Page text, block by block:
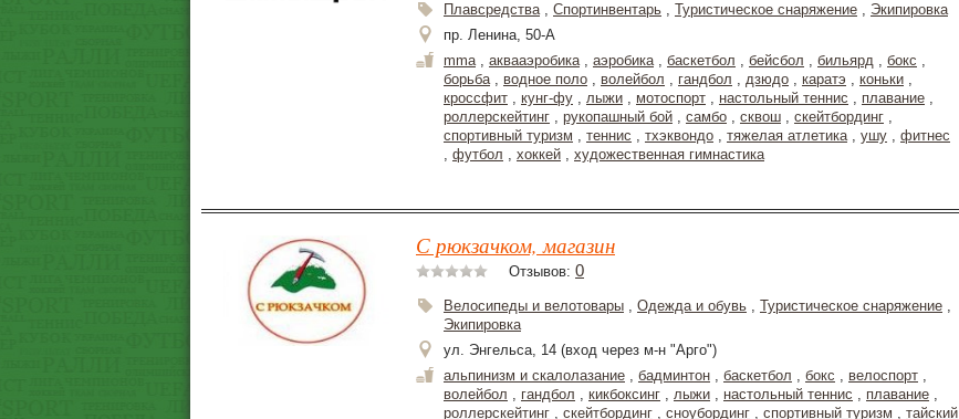
Плавсредства, Спортинвентарь , Туристическое снаряжение , Экипировка
пр. Ленина, 50-А
mma, аквааэробика, аэробика, баскетбол , бейсбол , бильярд , бокс ,
борьба, водное поло , волейбол , гандбол , дзюдо , каратэ , коньки ,
кроссфит , кунг-фу , лыжи , мотоспорт , настольный теннис , плавание ,
роллерскейтинг , рукопашный бой , самбо , сквош , скейтбординг ,
спортивный туризм , теннис , тхэквондо , тяжелая атлетика, ушу , фитнес
, футбол , хоккей , художественная гимнастика
С рюкзачком, магазин
Отзывов: 0
Велосипеды и велотовары , Одежда и обувь , Туристическое снаряжение ,
Экипировка
ул. Энгельса, 14 (вход через м-н "Арго")
альпинизм и скалолазание , бадминтон , баскетбол , бокс , велоспорт ,
волейбол , гандбол , кикбоксинг , лыжи , настольный теннис , плавание ,
роллерскейтинг , скейтбординг , сноубординг , спортивный туризм , тайский